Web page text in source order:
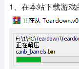
1、在本站下载游戏